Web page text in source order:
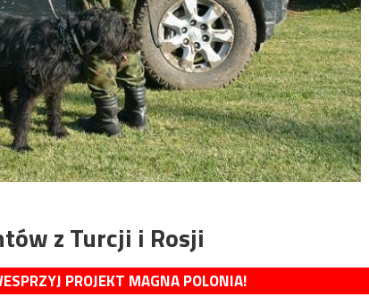
z Turcji i Rosji
PROJEKT MAGNA POLONIA!